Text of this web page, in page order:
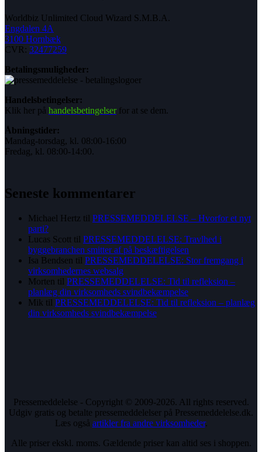
Worldbiz Unlimited Cloud Wizard S.M.B.A.
Engdalen 4A
3100 Hornbæk
CVR: 32477259
Betalingsmuligheder:
Handelsbetingelser:
Klik her på handelsbetingelserfor at se dem.
Åbningstider:
Mandag-torsdag, kl. 08:00-16:00
Fredag, kl. 08:00-14:00.
Seneste kommentarer
Michael Hertz til PRESSEMEDDELELSE – Hvorfor et nyt
parti?
Lucas Scott til PRESSEMEDDELELSE: Travlhed i
byggebranchen smitter af på beskæftigelsen
Isa Bendsen til PRESSEMEDDELELSE: Stor fremgang i
virksomhedernes websalg
Morten til PRESSEMEDDELELSE: Tid til refleksion –
planlæg din virksomheds svindbekæmpelse
Mik til PRESSEMEDDELELSE: Tid til refleksion – planlæg
din virksomheds svindbekæmpelse
Pressemeddelelse - Copyright © 2009-2026. All rights reserved.
Udgiv gratis og betalte pressemeddelelser på Pressemeddelelse.dk.
Læs også artikler fra andre virksomheder.
Alle priser ekskl. moms. Gældende priser kan altid ses i shoppen.